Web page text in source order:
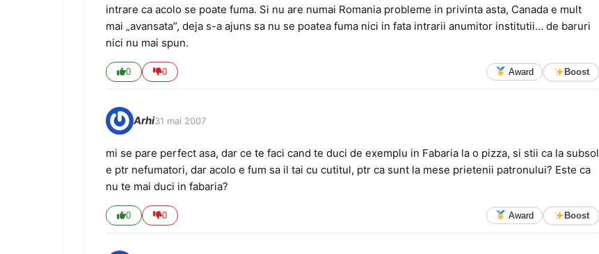
intrare ca acolo se poate fuma. Si nu are numai Romania probleme in privinta asta, Canada e mult
mai „avansata”, deja s-a ajuns sa nu se poatea fuma nici in fata intrarii anumitor institutii… de baruri
nici nu mai spun.
0 0 Award Boost
Arhi31 mai 2007
mi se pare perfect asa, dar ce te faci cand te duci de exemplu in Fabaria la o pizza, si stii ca la subsol
e ptr nefumatori, dar acolo e fum sa il tai cu cutitul, ptr ca sunt la mese prietenii patronului? Este ca
nu te mai duci in fabaria?
0 0 Award Boost